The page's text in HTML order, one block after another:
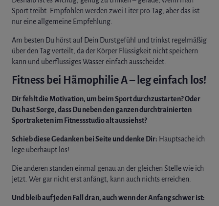
Sport treibt. Empfohlen werden zwei Liter pro Tag, aber das ist
nur eine allgemeine Empfehlung.
Am besten Du hörst auf Dein Durstgefühl und trinkst regelmäßig
über den Tag verteilt, da der Körper Flüssigkeit nicht speichern
kann und überflüssiges Wasser einfach ausscheidet.
Fitness bei Hämophilie A – leg einfach los!
Dir fehlt die Motivation, um beim Sport durchzustarten?Oder
Du hast Sorge, dass Du neben den ganzen durchtrainierten
Sportraketen im Fitnessstudio alt aussiehst?
Schieb diese Gedanken bei Seite und denke Dir: Hauptsache ich
lege überhaupt los!
Die anderen standen einmal genau an der gleichen Stelle wie ich
jetzt. Wer gar nicht erst anfängt, kann auch nichts erreichen.
Und bleib auf jeden Fall dran, auch wenn der Anfang schwer ist: